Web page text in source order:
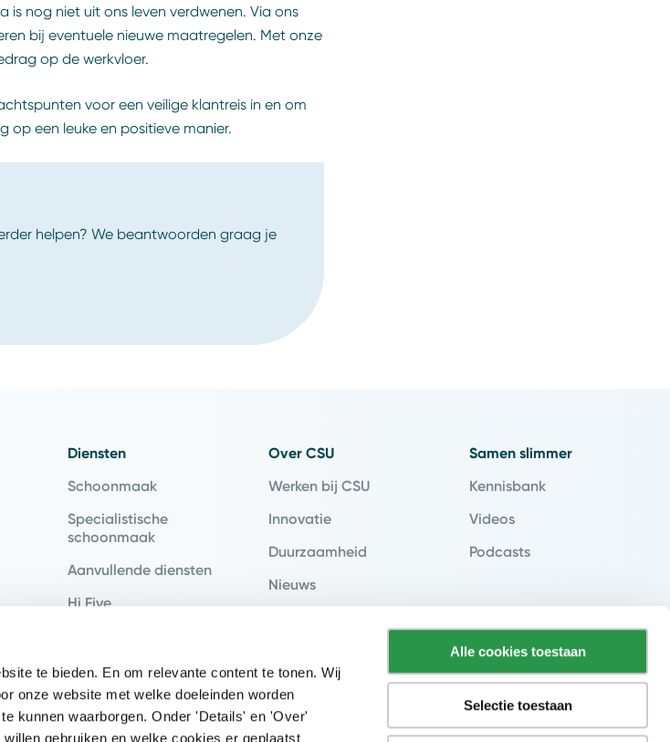
te bieden. En om relevante content te tonen. Wij
onze website met welke doeleinden worden
kunnen waarborgen. Onder 'Details' en 'Over'
gebruiken en welke cookies er geplaatst
Alle cookies toestaan
Selectie toestaan
nog niet uit ons leven verdwenen. Via ons
bij eventuele nieuwe maatregelen. Met onze
op de werkvloer.
voor een veilige klantreis in en om
op een leuke en positieve manier.
helpen? We beantwoorden graag je
Diensten
Schoonmaak
Specialistische
schoonmaak
Aanvullende diensten
Hi Five
Over CSU
Werken bij CSU
Innovatie
Duurzaamheid
Nieuws
Samen slimmer
Kennisbank
Videos
Podcasts